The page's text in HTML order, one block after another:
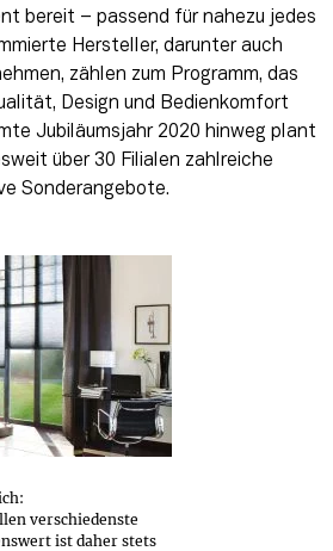
bereit – passend für nahezu jedes
Hersteller, darunter auch
zählen zum Programm, das
Design und Bedienkomfort
Jubiläumsjahr 2020 hinweg plant
über 30 Filialen zahlreiche
Sonderangebote.
verschiedenste
ist daher stets